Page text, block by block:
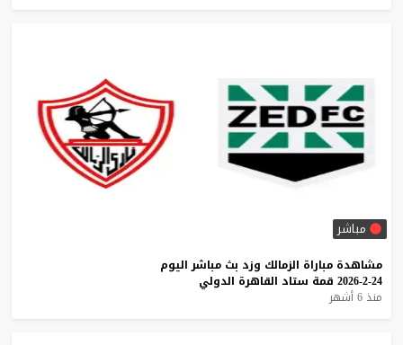
مباشر
مشاهدة مباراة الزمالك وزد بث مباشر اليوم
24-2-2026
قمة ستاد القاهرة الدولي
منذ 6 أشهر